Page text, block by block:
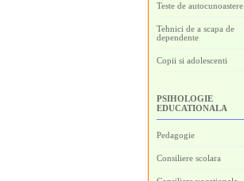
Teste de autocunoastere
Tehnici de a scapa de
dependente
Copii si adolescenti
PSIHOLOGIE
EDUCATIONALA
Pedagogie
Consiliere scolara